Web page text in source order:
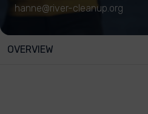
hanne@river-cleanup.org
OVERVIEW